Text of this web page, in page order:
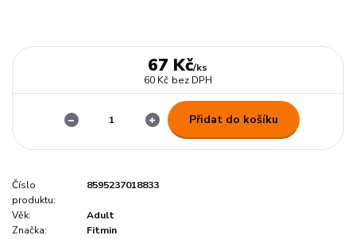
67 Kč/ks
60 Kč bez DPH
Přidat do košíku
Číslo
produktu:
8595237018833
Věk:
Adult
Značka:
Fitmin